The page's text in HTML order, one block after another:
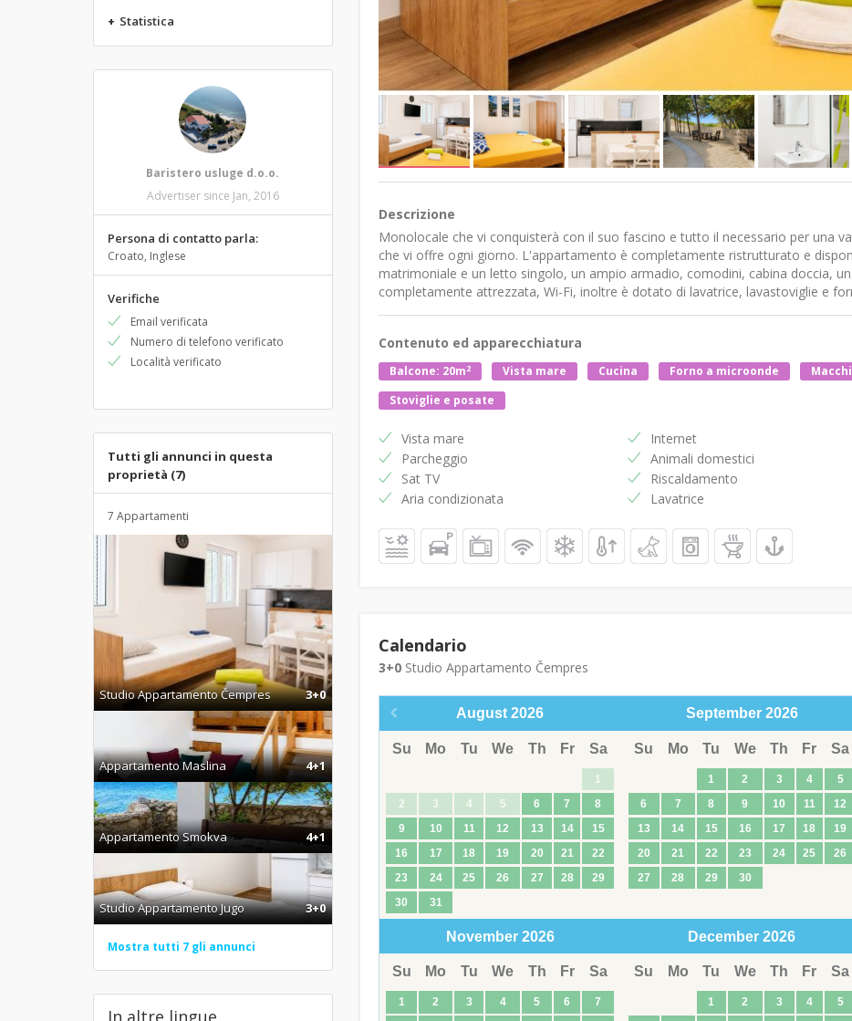
+ Statistica
Baristero usluge d.o.o.
Advertiser since Jan, 2016
Persona di contatto parla:
Croato, Inglese
Verifiche
Email verificata
Numero di telefono verificato
Località verificato
Tutti gli annunci in questa
proprietà (7)
7 Appartamenti
Studio Appartamento Čempres 3+0
Appartamento Maslina 4+1
Appartamento Smokva 4+1
Studio Appartamento Jugo 3+0
Mostra tutti 7 gli annunci
In altre lingue
Descrizione
Monolocale che vi conquisterà con il suo fascino e tutto il necessario per una
che vi offre ogni giorno. L'appartamento è completamente ristrutturato e
matrimoniale e un letto singolo, un ampio armadio, comodini, cabina doccia,
completamente attrezzata, Wi-Fi, inoltre è dotato di lavatrice, lavastoviglie e
Contenuto ed apparecchiatura
Balcone: 20m2 Vista mare Cucina Forno a microonde
Stoviglie e posate
Vista mare
Parcheggio
Sat TV
Aria condizionata
Internet
Animali domestici
Riscaldamento
Lavatrice
Calendario
3+0Studio Appartamento Čempres
August 2026
Su Mo Tu We Th Fr Sa
1
2
3 4 5 6 7
8
9
10 11 12 13 14
15
16
17 18 19 20 21
22
23
24 25 26 27 28
29
30
31
September 2026
Su Mo Tu We Th Fr Sa
1 2 3 4
5
6
7 8 9 10 11
12
13
14 15 16 17 18
19
20
21 22 23 24 25
26
27
28 29 30
November 2026
Su Mo Tu We Th Fr Sa
1 2 3 4 5 6
7
December 2026
Su Mo Tu We Th Fr Sa
1 2 3 4
5